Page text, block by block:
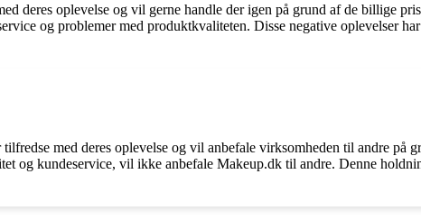
deres oplevelse og vil gerne handle der igen på grund af de billige
og problemer med produktkvaliteten. Disse negative oplevelser
med deres oplevelse og vil anbefale virksomheden til andre på
og kundeservice, vil ikke anbefale Makeup.dk til andre. Denne